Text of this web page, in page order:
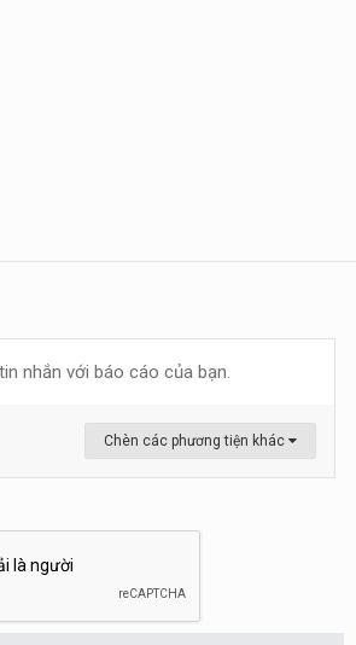
nhắn với báo cáo của bạn.
Chèn các phương tiện khác